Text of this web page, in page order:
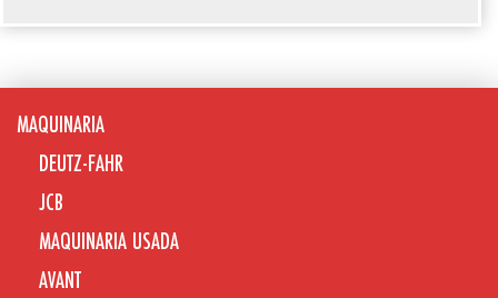
MAQUINARIA
DEUTZ-FAHR
JCB
MAQUINARIA USADA
AVANT